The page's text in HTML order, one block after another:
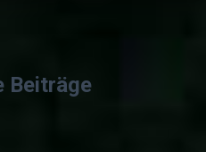
Beiträge